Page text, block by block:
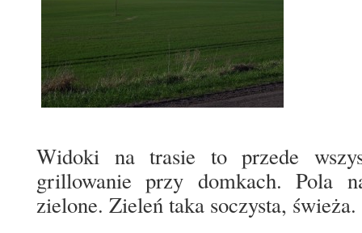
Widoki na trasie to przede
grillowanie przy domkach. Pola
zielone. Zieleń taka soczysta, świeża.